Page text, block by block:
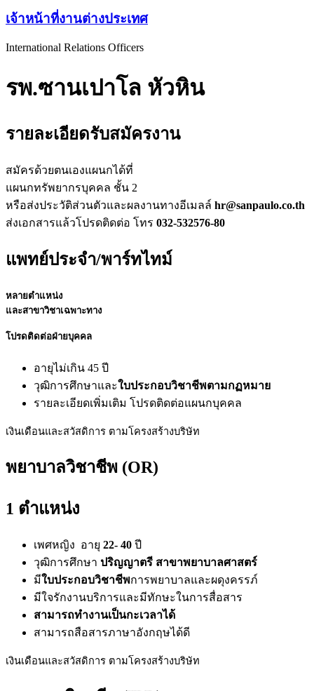
เจ้าหน้าที่งานต่างประเทศ
International Relations Officers
รพ.ซานเปาโล หัวหิน
รายละเอียดรับสมัครงาน
สมัครด้วยตนเองแผนกได้ที่
แผนกทรัพยากรบุคคล ชั้น 2
หรือส่งประวัติส่วนตัวและผลงานทางอีเมลล์ hr@sanpaulo.co.th
ส่งเอกสารแล้วโปรดติดต่อ โทร 032-532576-80
แพทย์ประจำ/พาร์ทไทม์
หลายตำแหน่ง
และสาขาวิชาเฉพาะทาง
โปรดติดต่อฝ่ายบุคคล
อายุไม่เกิน 45 ปี
วุฒิการศึกษาและใบประกอบวิชาชีพตามกฏหมาย
รายละเอียดเพิ่มเติม โปรดติดต่อแผนกบุคคล
เงินเดือนและสวัสดิการ ตามโครงสร้างบริษัท
พยาบาลวิชาชีพ (OR)
1 ตำแหน่ง
เพศหญิง อายุ 22- 40 ปี
วุฒิการศึกษา ปริญญาตรี สาขาพยาบาลศาสตร์
มีใบประกอบวิชาชีพการพยาบาลและผดุงครรภ์
มีใจรักงานบริการและมีทักษะในการสื่อสาร
สามารถทำงานเป็นกะเวลาได้
สามารถสือสารภาษาอังกฤษได้ดี
เงินเดือนและสวัสดิการ ตามโครงสร้างบริษัท